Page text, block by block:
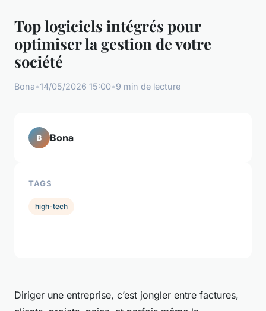
Top logiciels intégrés pour
optimiser la gestion de votre
société
Bona•14/05/2026 15:00•9 min de lecture
Diriger une entreprise, c’est jongler entre factures,
B Bona
TAGS
high-tech